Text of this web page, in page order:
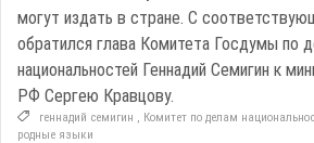
могут издать в стране. С
обратился глава Комитета Госдумы по
национальностей Геннадий Семигин к
РФ Сергею Кравцову.
геннадий семигин , Комитет по делам
родные языки